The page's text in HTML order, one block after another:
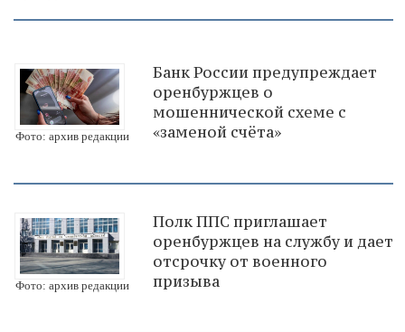
Фото: архив редакции
Банк России предупреждает
оренбуржцев о
мошеннической схеме с
«заменой счёта»
Фото: архив редакции
Полк ППС приглашает
оренбуржцев на службу и дает
отсрочку от военного
призыва